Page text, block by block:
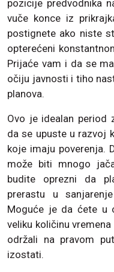
pozicije predvodnika
vuče konce iz
postignete ako niste
opterećeni
Prijaće vam i da se
očiju javnosti i tiho
planova.
Ovo je idealan period
da se upuste u razvoj
koje imaju poverenja.
može biti mnogo
budite oprezni da
prerastu u
Moguće je da ćete u
veliku količinu
održali na pravom
izostati.